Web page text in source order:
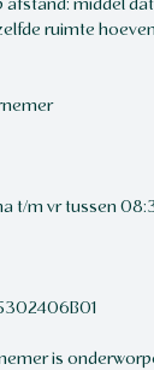
afstand: middel
ruimte
t/m vr tussen
is